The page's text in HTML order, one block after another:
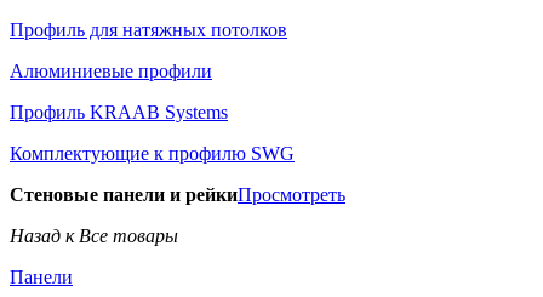
Профиль для натяжных потолков
Алюминиевые профили
Профиль KRAAB Systems
Комплектующие к профилю SWG
Стеновые панели и рейкиПросмотреть
Назад к Все товары
Панели